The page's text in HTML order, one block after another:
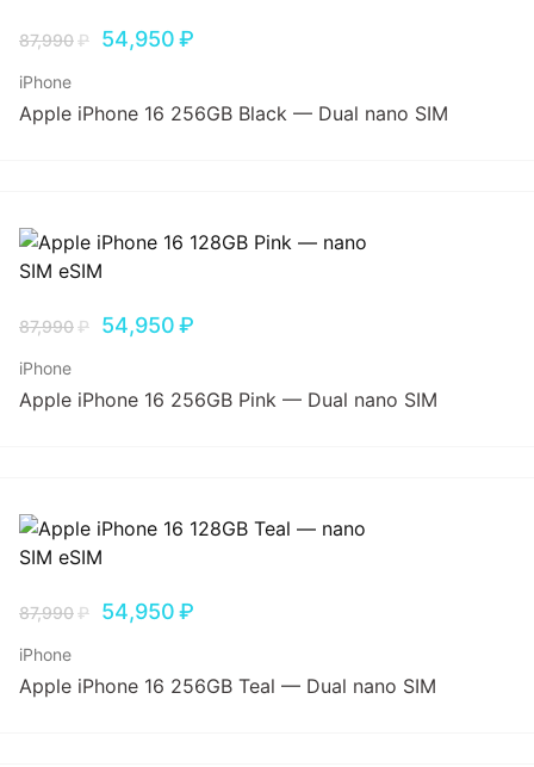
87,990₽ 54,950₽
iPhone
Apple iPhone 16 256GB Black — Dual nano SIM
87,990₽ 54,950₽
iPhone
Apple iPhone 16 256GB Pink — Dual nano SIM
87,990₽ 54,950₽
iPhone
Apple iPhone 16 256GB Teal — Dual nano SIM